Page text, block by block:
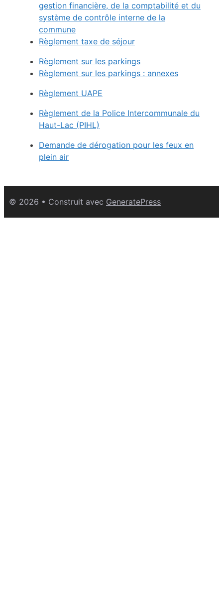
gestion financière, de la comptabilité et du
système de contrôle interne de la
commune
Règlement taxe de séjour
Règlement sur les parkings
Règlement sur les parkings : annexes
Règlement UAPE
Règlement de la Police Intercommunale du
Haut-Lac (PIHL)
Demande de dérogation pour les feux en
plein air
© 2026 • Construit avec GeneratePress